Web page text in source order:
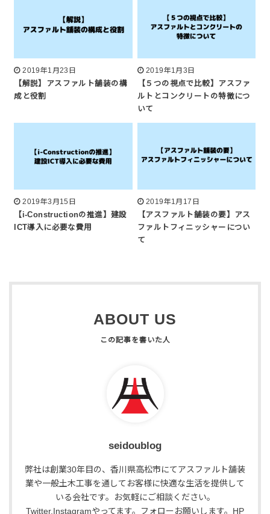
2019年1月23日
【解説】アスファルト舗装の構
成と役割
2019年1月3日
【５つの視点で比較】アスファ
ルトとコンクリートの特徴につ
いて
2019年3月15日
【i-Constructionの推進】建設
ICT導入に必要な費用
2019年1月17日
【アスファルト舗装の要】アス
ファルトフィニッシャーについ
て
ABOUT US
seidoublog
弊社は創業30年目の、香川県高松市にてアスファルト舗装
業や一般土木工事を通してお客様に快適な生活を提供して
いる会社です。お気軽にご相談ください。
Twitter,Instagramやってます。フォローお願いします。HP